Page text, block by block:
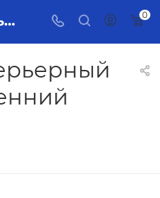
Коврик интерьерный Санстер Осенний 45*75см Тольятти - купить в интернет-магазине, каталог с ценами и характеристиками 0